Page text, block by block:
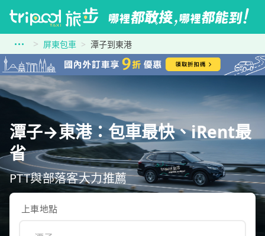
屏東包車 潭子到東港
潭子→東港：包車最快、iRent最
省
PTT與部落客大力推薦
上車地點